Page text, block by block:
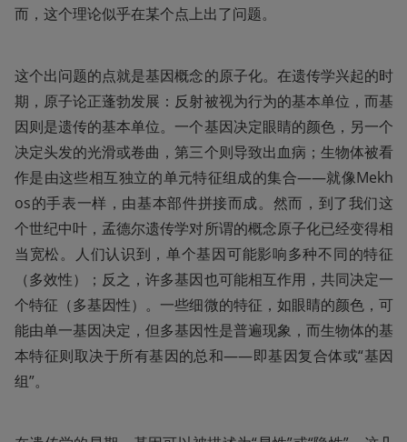
而，这个理论似乎在某个点上出了问题。
这个出问题的点就是基因概念的原子化。在遗传学兴起的时
期，原子论正蓬勃发展：反射被视为行为的基本单位，而基
因则是遗传的基本单位。一个基因决定眼睛的颜色，另一个
决定头发的光滑或卷曲，第三个则导致出血病；生物体被看
作是由这些相互独立的单元特征组成的集合——就像Mekh
os的手表一样，由基本部件拼接而成。然而，到了我们这
个世纪中叶，孟德尔遗传学对所谓的概念原子化已经变得相
当宽松。人们认识到，单个基因可能影响多种不同的特征
（多效性）；反之，许多基因也可能相互作用，共同决定一
个特征（多基因性）。一些细微的特征，如眼睛的颜色，可
能由单一基因决定，但多基因性是普遍现象，而生物体的基
本特征则取决于所有基因的总和——即基因复合体或“基因
组”。